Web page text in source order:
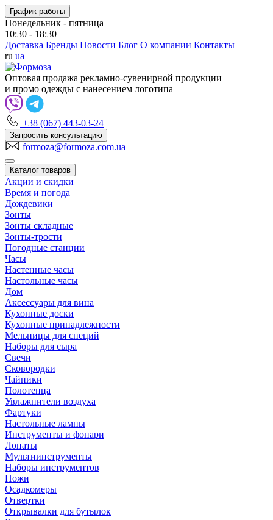
График работы
Понедельник - пятница
10:30 - 18:30
Доставка Бренды Новости Блог О компании Контакты
ru ua
Оптовая продажа рекламно-сувенирной продукции
и промо одежды с нанесением логотипа
+38 (067) 443-03-24
Запросить консультацию
formoza@formoza.com.ua
Каталог товаров
Акции и скидки
Время и погода
Дождевики
Зонты
Зонты складные
Зонты-трости
Погодные станции
Часы
Настенные часы
Настольные часы
Дом
Аксессуары для вина
Кухонные доски
Кухонные принадлежности
Мельницы для специй
Наборы для сыра
Свечи
Сковородки
Чайники
Полотенца
Увлажнители воздуха
Фартуки
Настольные лампы
Инструменты и фонари
Лопаты
Мультиинструменты
Наборы инструментов
Ножи
Осадкомеры
Отвертки
Открывалки для бутылок